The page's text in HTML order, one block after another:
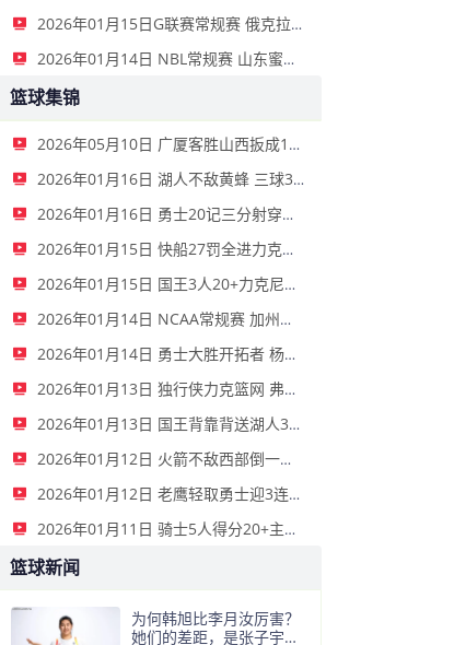
2026年01月15日G联赛常规赛 俄克拉荷马城蓝 - 撕裂之城混音 全场录像
2026年01月14日 NBL常规赛 山东蜜獾 VS 上海玄鸟 全场录像
篮球集锦
2026年05月10日 广厦客胜山西扳成1-1 胡金秋17+11 迪亚洛关键上篮不中
2026年01月16日 湖人不敌黄蜂 三球30+11&9记三分 东契奇39分 詹姆斯29+9+6
2026年01月16日 勇士20记三分射穿尼克斯！库里27+7 巴特勒32+8 穆迪三分9中7
2026年01月15日 快船27罚全进力克奇才迎来4连胜 哈登22+5+8 伦纳德33分4断
2026年01月15日 国王3人20+力克尼克斯 德罗赞里程碑 威少11助 布伦森伤退
2026年01月14日 NCAA常规赛 加州圣玛丽大学 82 - 68 旧金山大学 全场集锦
2026年01月14日 勇士大胜开拓者 杨瀚森3分2板 巴特勒16+6+5 库里9中2送11助
2026年01月13日 独行侠力克篮网 弗拉格27+5+5 克莱18分 小波特28+9
2026年01月13日 国王背靠背送湖人3连败 东契奇空砍42+7+8+4断 威少22+5+7
2026年01月12日 火箭不敌西部倒一国王遭遇3连败！申京复出19+9 阿门31+13+6
2026年01月12日 老鹰轻取勇士迎3连胜 约翰逊23+11+6 CJ首秀12分 库里31+5
2026年01月11日 骑士5人得分20+主场复仇森林狼 米切尔28+8 爱德华兹25+5
篮球新闻
为何韩旭比李月汝厉害？
她们的差距，是张子宇选